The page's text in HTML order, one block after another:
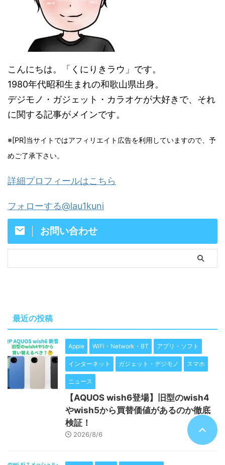
こんにちは。「くにりきラウ」です。
1980年代昭和生まれの和歌山県出身。
デジモノ・ガジェット・カラオケが大好きで、それ
に関する記事がメインです。
※[PR]当サイトではアフィリエイト広告を利用していますので、予
めご了承下さい。
詳細プロフィールはこちら
フォローする@lau1kuni
お問い合わせ
最近の投稿
Apple WiFi・Network・BT アプリ・ソフト
インターネット ガジェット・デジモノ スマホ
ニュース
【AQUOS wish6登場】旧型のwish4
やwish5から買替価値があるのか徹底
検証！
2026/8/6